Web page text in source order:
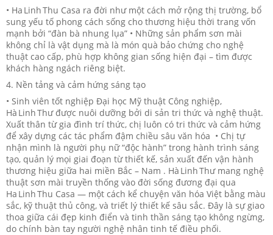
• Ha Linh Thu Casa ra đời như một cách mở rộng thị trường, bổ
sung yếu tố phong cách sống cho thương hiệu thời trang vốn
mạnh bởi “đàn bà nhung lụa” • Những sản phẩm sơn mài
không chỉ là vật dụng mà là món quà bảo chứng cho nghệ
thuật cao cấp, phù hợp không gian sống hiện đại – tìm được
khách hàng ngách riêng biệt.
4. Nền tảng và cảm hứng sáng tạo
• Sinh viên tốt nghiệp Đại học Mỹ thuật Công nghiệp,
Hà Linh Thư được nuôi dưỡng bởi di sản tri thức và nghệ thuật.
Xuất thân từ gia đình trí thức, chị luôn có tri thức và cảm hứng
để xây dựng các tác phẩm đậm chiều sâu văn hóa • Chị tự
nhận mình là người phụ nữ “độc hành” trong hành trình sáng
tạo, quản lý mọi giai đoạn từ thiết kế, sản xuất đến vận hành
thương hiệu giữa hai miền Bắc – Nam . Hà Linh Thư mang nghệ
thuật sơn mài truyền thống vào đời sống đương đại qua
Ha Linh Thu Casa — một cách kể chuyện văn hóa Việt bằng màu
sắc, kỹ thuật thủ công, và triết lý thiết kế sâu sắc. Đây là sự giao
thoa giữa cái đẹp kinh điển và tinh thần sáng tạo không ngừng,
do chính bàn tay người nghệ nhân tinh tế điều phối.